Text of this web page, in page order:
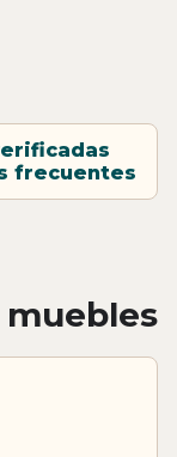
frecuentes
muebles